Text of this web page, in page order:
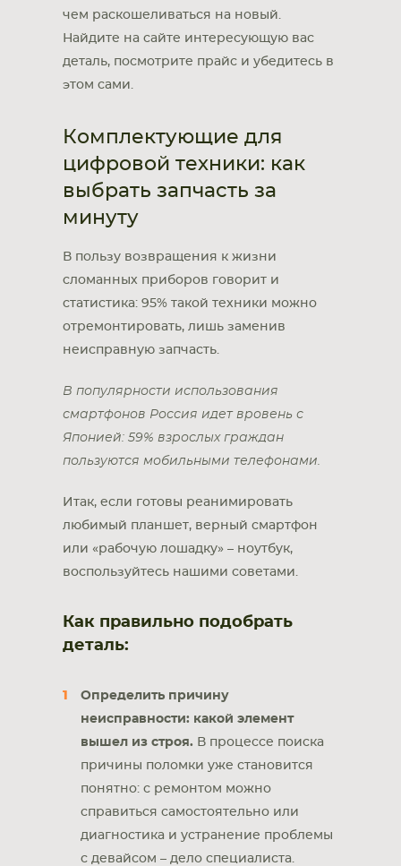
чем раскошеливаться на новый.
Найдите на сайте интересующую вас
деталь, посмотрите прайс и убедитесь в
этом сами.
Комплектующие для
цифровой техники: как
выбрать запчасть за
минуту
В пользу возвращения к жизни
сломанных приборов говорит и
статистика: 95% такой техники можно
отремонтировать, лишь заменив
неисправную запчасть.
В популярности использования
смартфонов Россия идет вровень с
Японией: 59% взрослых граждан
пользуются мобильными телефонами.
Итак, если готовы реанимировать
любимый планшет, верный смартфон
или «рабочую лошадку» – ноутбук,
воспользуйтесь нашими советами.
Как правильно подобрать
деталь:
Определить причину
неисправности: какой элемент
вышел из строя. В процессе поиска
причины поломки уже становится
понятно: с ремонтом можно
справиться самостоятельно или
диагностика и устранение проблемы
с девайсом – дело специалиста.